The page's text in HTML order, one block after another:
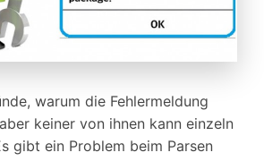
warum die Fehlermeldung
keiner von ihnen kann einzeln
gibt ein Problem beim Parsen